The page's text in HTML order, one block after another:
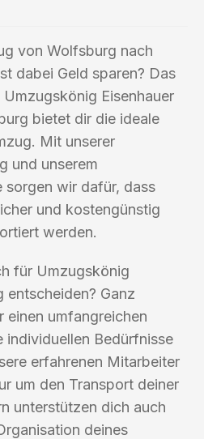
von Wolfsburg nach
dabei Geld sparen? Das
Eisenhauer
bietet dir die ideale
Mit unserer
und unserem
sorgen wir dafür, dass
und kostengünstig
werden.
für Umzugskönig
entscheiden? Ganz
einen umfangreichen
individuellen Bedürfnisse
erfahrenen Mitarbeiter
um den Transport deiner
unterstützen dich auch
deines